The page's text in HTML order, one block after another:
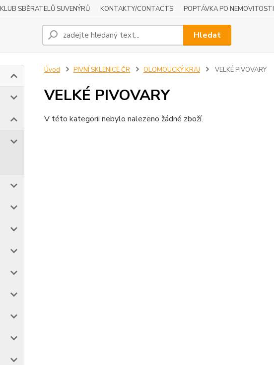
KLUB SBĚRATELŮ SUVENÝRŮ KONTAKTY/CONTACTS POPTÁVKA PO NEMOVITOSTI
Hledat
Úvod PIVNÍ SKLENICE ČR OLOMOUCKÝ KRAJ VELKÉ PIVOVARY
VELKÉ PIVOVARY
V této kategorii nebylo nalezeno žádné zboží.